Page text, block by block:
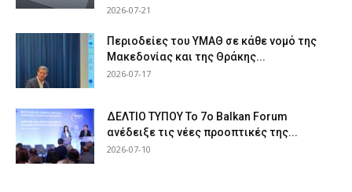
2026-07-21
Περιοδείες του ΥΜΑΘ σε κάθε νομό της
Μακεδονίας και της Θράκης...
2026-07-17
ΔΕΛΤΙΟ ΤΥΠΟΥ Το 7ο Balkan Forum
ανέδειξε τις νέες προοπτικές της...
2026-07-10